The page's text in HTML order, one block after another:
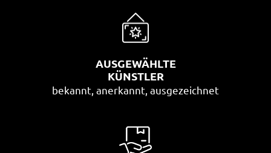
AUSGEWÄHLTE
KÜNSTLER
bekannt, anerkannt, ausgezeichnet